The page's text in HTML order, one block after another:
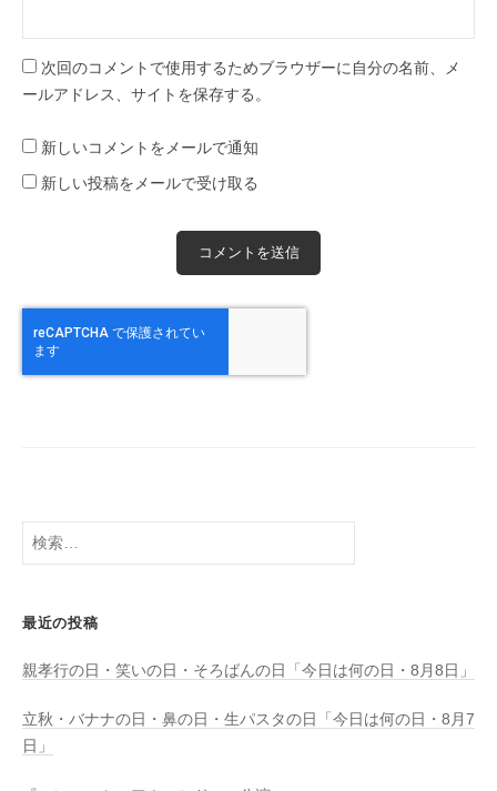
次回のコメントで使用するためブラウザーに自分の名前、メ
ールアドレス、サイトを保存する。
新しいコメントをメールで通知
新しい投稿をメールで受け取る
検
最近の投稿
親孝行の日・笑いの日・そろばんの日「今日は何の日・8月8日」
立秋・バナナの日・鼻の日・生パスタの日「今日は何の日・8月7
日」